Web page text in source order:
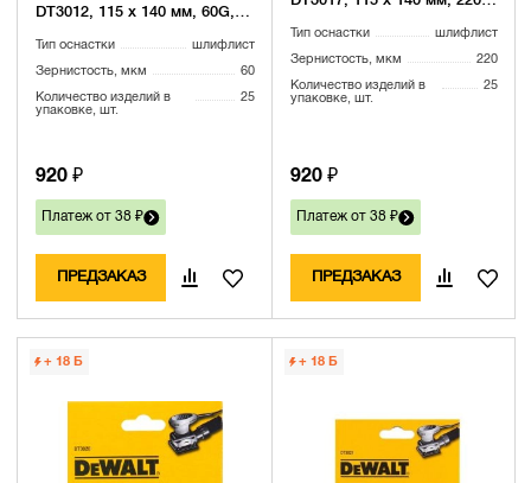
DT3012, 115 x 140 мм, 60G,
Тип оснастки шлифлист
Зернистость, мкм 60
Количество изделий в
упаковке, шт.
25
920 ₽
Платеж от 38 ₽
ПРЕДЗАКАЗ
Тип оснастки шлифлист
Зернистость, мкм 220
Количество изделий в
упаковке, шт.
25
920 ₽
Платеж от 38 ₽
ПРЕДЗАКАЗ
+ 18 Б + 18 Б